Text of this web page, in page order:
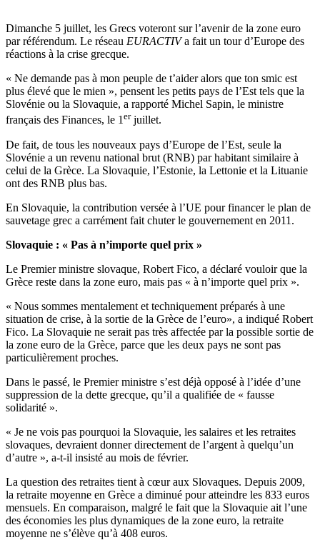
Dimanche 5 juillet, les Grecs voteront sur l’avenir de la zone euro
par référendum. Le réseau EURACTIVa fait un tour d’Europe des
réactions à la crise grecque.
« Ne demande pas à mon peuple de t’aider alors que ton smic est
plus élevé que le mien », pensent les petits pays de l’Est tels que la
Slovénie ou la Slovaquie, a rapporté Michel Sapin, le ministre
français des Finances, le 1erjuillet.
De fait, de tous les nouveaux pays d’Europe de l’Est, seule la
Slovénie a un revenu national brut (RNB) par habitant similaire à
celui de la Grèce. La Slovaquie, l’Estonie, la Lettonie et la Lituanie
ont des RNB plus bas.
En Slovaquie, la contribution versée à l’UE pour financer le plan de
sauvetage grec a carrément fait chuter le gouvernement en 2011.
Slovaquie : « Pas à n’importe quel prix »
Le Premier ministre slovaque, Robert Fico, a déclaré vouloir que la
Grèce reste dans la zone euro, mais pas « à n’importe quel prix ».
« Nous sommes mentalement et techniquement préparés à une
situation de crise, à la sortie de la Grèce de l’euro», a indiqué Robert
Fico. La Slovaquie ne serait pas très affectée par la possible sortie de
la zone euro de la Grèce, parce que les deux pays ne sont pas
particulièrement proches.
Dans le passé, le Premier ministre s’est déjà opposé à l’idée d’une
suppression de la dette grecque, qu’il a qualifiée de « fausse
solidarité ».
« Je ne vois pas pourquoi la Slovaquie, les salaires et les retraites
slovaques, devraient donner directement de l’argent à quelqu’un
d’autre », a-t-il insisté au mois de février.
La question des retraites tient à cœur aux Slovaques. Depuis 2009,
la retraite moyenne en Grèce a diminué pour atteindre les 833 euros
mensuels. En comparaison, malgré le fait que la Slovaquie ait l’une
des économies les plus dynamiques de la zone euro, la retraite
moyenne ne s’élève qu’à 408 euros.